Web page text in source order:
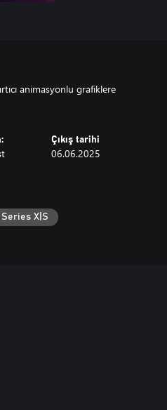
animasyonlu grafiklere
Çıkış tarihi
06.06.2025
Series X|S